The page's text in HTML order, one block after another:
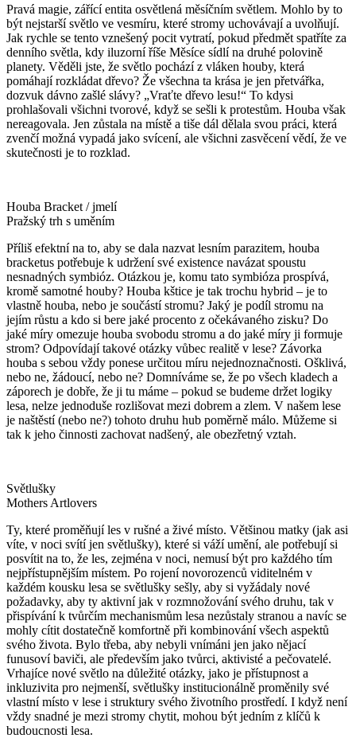
Pravá magie, zářící entita osvětlená měsíčním světlem. Mohlo by to
být nejstarší světlo ve vesmíru, které stromy uchovávají a uvolňují.
Jak rychle se tento vznešený pocit vytratí, pokud předmět spatříte za
denního světla, kdy iluzorní říše Měsíce sídlí na druhé polovině
planety. Věděli jste, že světlo pochází z vláken houby, která
pomáhají rozkládat dřevo? Že všechna ta krása je jen přetvářka,
dozvuk dávno zašlé slávy? „Vraťte dřevo lesu!“ To kdysi
prohlašovali všichni tvorové, když se sešli k protestům. Houba však
nereagovala. Jen zůstala na místě a tiše dál dělala svou práci, která
zvenčí možná vypadá jako svícení, ale všichni zasvěcení vědí, že ve
skutečnosti je to rozklad.
Houba Bracket / jmelí
Pražský trh s uměním
Příliš efektní na to, aby se dala nazvat lesním parazitem, houba
bracketus potřebuje k udržení své existence navázat spoustu
nesnadných symbióz. Otázkou je, komu tato symbióza prospívá,
kromě samotné houby? Houba kštice je tak trochu hybrid – je to
vlastně houba, nebo je součástí stromu? Jaký je podíl stromu na
jejím růstu a kdo si bere jaké procento z očekávaného zisku? Do
jaké míry omezuje houba svobodu stromu a do jaké míry ji formuje
strom? Odpovídají takové otázky vůbec realitě v lese? Závorka
houba s sebou vždy ponese určitou míru nejednoznačnosti. Ošklivá,
nebo ne, žádoucí, nebo ne? Domníváme se, že po všech kladech a
záporech je dobře, že ji tu máme – pokud se budeme držet logiky
lesa, nelze jednoduše rozlišovat mezi dobrem a zlem. V našem lese
je naštěstí (nebo ne?) tohoto druhu hub poměrně málo. Můžeme si
tak k jeho činnosti zachovat nadšený, ale obezřetný vztah.
Světlušky
Mothers Artlovers
Ty, které proměňují les v rušné a živé místo. Většinou matky (jak asi
víte, v noci svítí jen světlušky), které si váží umění, ale potřebují si
posvítit na to, že les, zejména v noci, nemusí být pro každého tím
nejpřístupnějším místem. Po rojení novorozenců viditelném v
každém kousku lesa se světlušky sešly, aby si vyžádaly nové
požadavky, aby ty aktivní jak v rozmnožování svého druhu, tak v
přispívání k tvůrčím mechanismům lesa nezůstaly stranou a navíc se
mohly cítit dostatečně komfortně při kombinování všech aspektů
svého života. Bylo třeba, aby nebyli vnímáni jen jako nějací
funusoví baviči, ale především jako tvůrci, aktivisté a pečovatelé.
Vrhajíce nové světlo na důležité otázky, jako je přístupnost a
inkluzivita pro nejmenší, světlušky institucionálně proměnily své
vlastní místo v lese i struktury svého životního prostředí. I když není
vždy snadné je mezi stromy chytit, mohou být jedním z klíčů k
budoucnosti lesa.